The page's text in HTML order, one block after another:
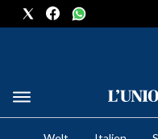
CRONACA SARDEGNA